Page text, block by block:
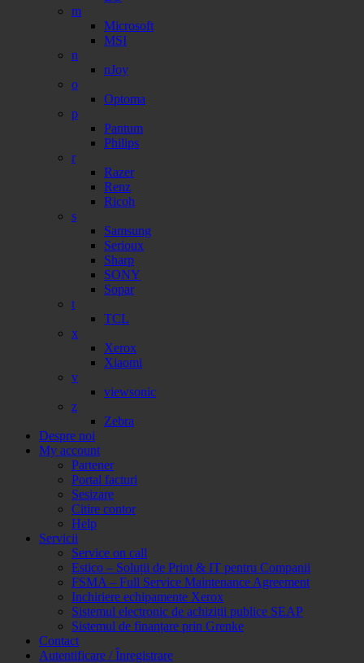
m
Microsoft
MSI
n
nJoy
o
Optoma
p
Pantum
Philips
r
Razer
Renz
Ricoh
s
Samsung
Serioux
Sharp
SONY
Sopar
t
TCL
x
Xerox
Xiaomi
v
viewsonic
z
Zebra
Despre noi
My account
Partener
Portal facturi
Sesizare
Citire contor
Help
Servicii
Service on call
Estico – Soluții de Print & IT pentru Companii
FSMA – Full Service Maintenance Agreement
Inchiriere echipamente Xerox
Sistemul electronic de achiziții publice SEAP
Sistemul de finanțare prin Grenke
Contact
Autentificare / Înregistrare